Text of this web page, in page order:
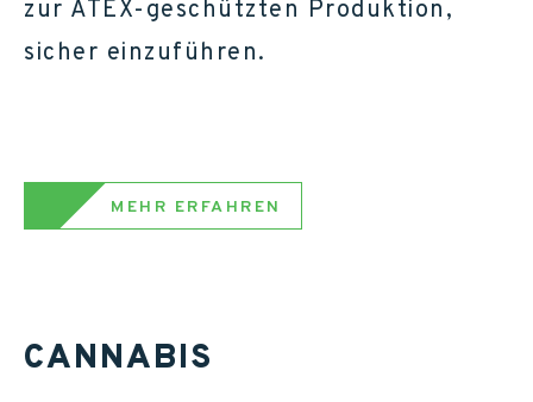
zur ATEX-geschützten Produktion,
sicher einzuführen.
MEHR ERFAHREN
CANNABIS